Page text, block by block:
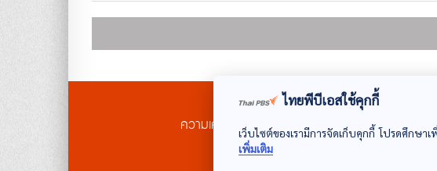
ความเคลื่อนไหว รู้จักกรรมการนโยบาย
ไทยพีบีเอสใช้คุกกี้
เว็บไซต์ของเรามีการจัดเก็บคุกกี้ โปรดศึกษ
เพิ่มเติม